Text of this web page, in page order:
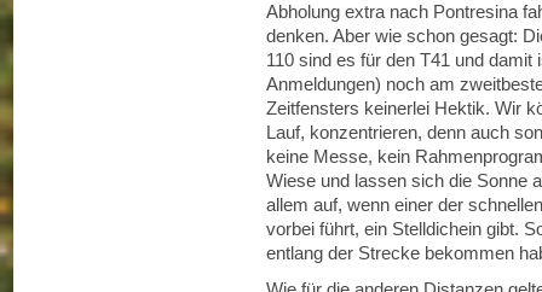
Abholung extra nach Pontresina
denken. Aber wie schon gesagt:
110 sind es für den T41 und
Anmeldungen) noch am
Zeitfensters keinerlei Hektik. Wir
Lauf, konzentrieren, denn auch
keine Messe, kein
Wiese und lassen sich die Sonne
allem auf, wenn einer der
vorbei führt, ein Stelldichein gibt.
entlang der Strecke bekommen